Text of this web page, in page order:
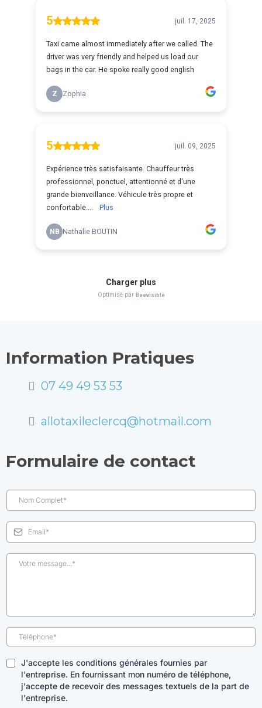
Information Pratiques
07 49 49 53 53
allotaxileclercq@hotmail.com
Formulaire de contact
J'accepte les conditions générales fournies par
l'entreprise. En fournissant mon numéro de téléphone,
j'accepte de recevoir des messages textuels de la part de
l'entreprise.